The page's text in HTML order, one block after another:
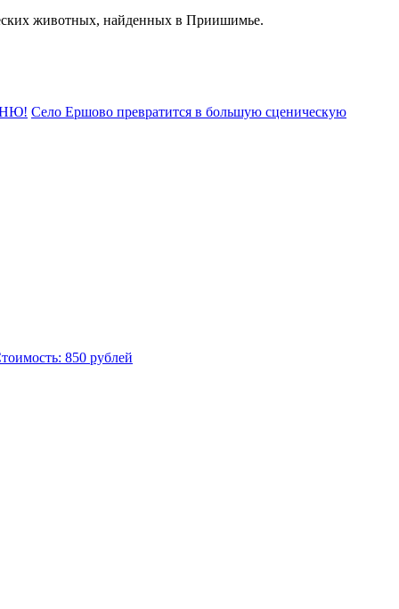
животных, найденных в Приишимье.
Село Ершово превратится в большую сценическую
850 рублей